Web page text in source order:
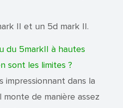
II et un 5d mark II.
du 5markII à hautes
sont les limites ?
impressionnant dans la
monte de manière assez